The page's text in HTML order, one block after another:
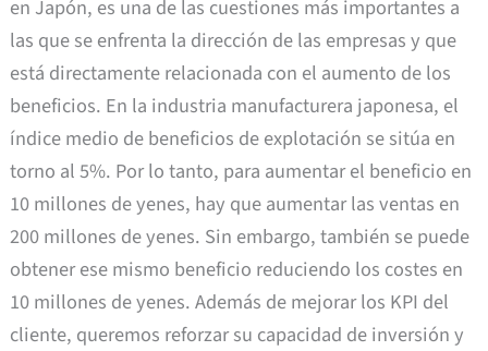
en Japón, es una de las cuestiones más importantes a
las que se enfrenta la dirección de las empresas y que
está directamente relacionada con el aumento de los
beneficios. En la industria manufacturera japonesa, el
índice medio de beneficios de explotación se sitúa en
torno al 5%. Por lo tanto, para aumentar el beneficio en
10 millones de yenes, hay que aumentar las ventas en
200 millones de yenes. Sin embargo, también se puede
obtener ese mismo beneficio reduciendo los costes en
10 millones de yenes. Además de mejorar los KPI del
cliente, queremos reforzar su capacidad de inversión y